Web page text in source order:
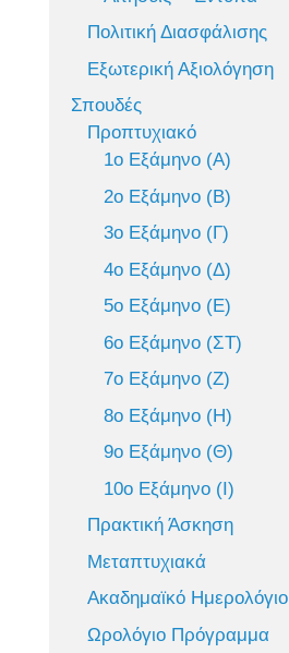
Πολιτική Διασφάλισης
Εξωτερική Αξιολόγηση
Σπουδές
Προπτυχιακό
1ο Εξάμηνο (Α)
2ο Εξάμηνο (Β)
3ο Εξάμηνο (Γ)
4ο Εξάμηνο (Δ)
5ο Εξάμηνο (Ε)
6ο Εξάμηνο (ΣΤ)
7ο Εξάμηνο (Ζ)
8ο Εξάμηνο (Η)
9ο Εξάμηνο (Θ)
10ο Εξάμηνο (Ι)
Πρακτική Άσκηση
Μεταπτυχιακά
Ακαδημαϊκό Ημερολόγιο
Ωρολόγιο Πρόγραμμα